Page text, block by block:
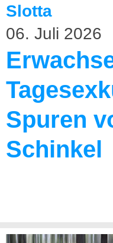
06. Juli 2026
Spuren
Schinkel